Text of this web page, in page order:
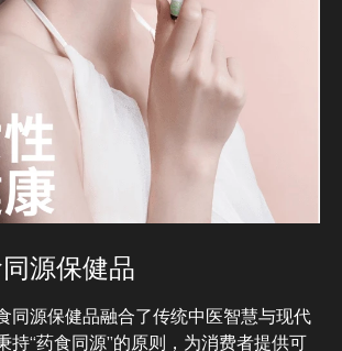
源保健品
同源保健品融合了传统中医智慧与现代
持“药食同源”的原则，为消费者提供可